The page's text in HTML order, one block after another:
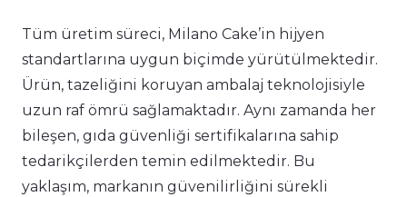
Tüm üretim süreci, Milano Cake’in hijyen
standartlarına uygun biçimde yürütülmektedir.
Ürün, tazeliğini koruyan ambalaj teknolojisiyle
uzun raf ömrü sağlamaktadır. Aynı zamanda her
bileşen, gıda güvenliği sertifikalarına sahip
tedarikçilerden temin edilmektedir. Bu
yaklaşım, markanın güvenilirliğini sürekli